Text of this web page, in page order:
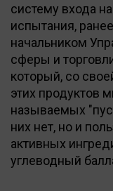
систему входа
испытания,
начальником
сферы и
который, со
этих продуктов
называемых
них нет, но и
активных
углеводный